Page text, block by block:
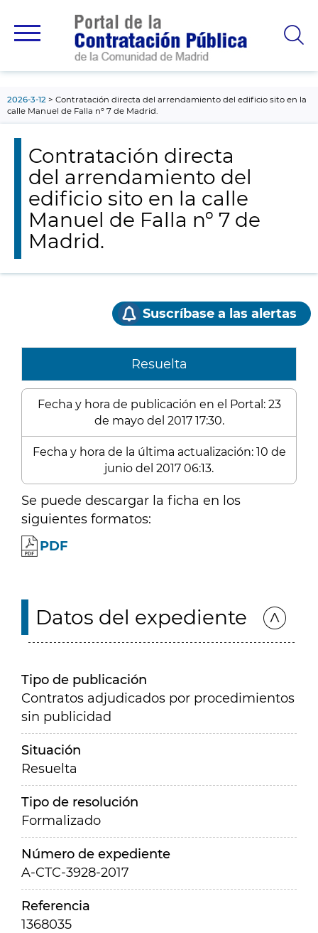
principal
2026-3-12
Contratación directa del arrendamiento del edificio sito en la
calle Manuel de Falla nº 7 de Madrid.
Contratación directa
del arrendamiento del
edificio sito en la calle
Manuel de Falla nº 7 de
Madrid.
Suscríbase a las alertas
Resuelta
Fecha y hora de publicación en el Portal: 23
de mayo del 2017 17:30.
Fecha y hora de la última actualización: 10 de
junio del 2017 06:13.
Se puede descargar la ficha en los
siguientes formatos:
PDF
Datos del expediente
Tipo de publicación
Contratos adjudicados por procedimientos
sin publicidad
Situación
Resuelta
Tipo de resolución
Formalizado
Número de expediente
A-CTC-3928-2017
Referencia
1368035